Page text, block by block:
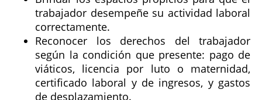
trabajador desempeñe su actividad laboral
correctamente.
Reconocer los derechos del trabajador
según la condición que presente: pago de
viáticos, licencia por luto o maternidad,
certificado laboral y de ingresos, y gastos
de desplazamiento.